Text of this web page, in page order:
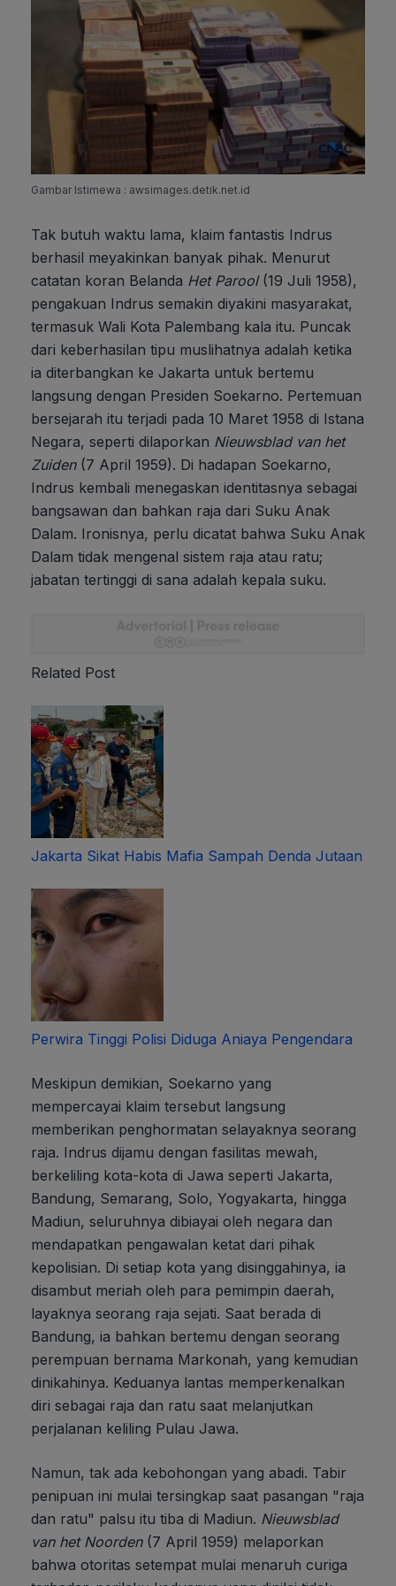
Gambar Istimewa : awsimages.detik.net.id
Tak butuh waktu lama, klaim fantastis Indrus
berhasil meyakinkan banyak pihak. Menurut
catatan koran Belanda Het Parool(19 Juli 1958),
pengakuan Indrus semakin diyakini masyarakat,
termasuk Wali Kota Palembang kala itu. Puncak
dari keberhasilan tipu muslihatnya adalah ketika
ia diterbangkan ke Jakarta untuk bertemu
langsung dengan Presiden Soekarno. Pertemuan
bersejarah itu terjadi pada 10 Maret 1958 di Istana
Negara, seperti dilaporkan Nieuwsblad van het
Zuiden(7 April 1959). Di hadapan Soekarno,
Indrus kembali menegaskan identitasnya sebagai
bangsawan dan bahkan raja dari Suku Anak
Dalam. Ironisnya, perlu dicatat bahwa Suku Anak
Dalam tidak mengenal sistem raja atau ratu;
jabatan tertinggi di sana adalah kepala suku.
Related Post
Jakarta Sikat Habis Mafia Sampah Denda Jutaan
Perwira Tinggi Polisi Diduga Aniaya Pengendara
Meskipun demikian, Soekarno yang
mempercayai klaim tersebut langsung
memberikan penghormatan selayaknya seorang
raja. Indrus dijamu dengan fasilitas mewah,
berkeliling kota-kota di Jawa seperti Jakarta,
Bandung, Semarang, Solo, Yogyakarta, hingga
Madiun, seluruhnya dibiayai oleh negara dan
mendapatkan pengawalan ketat dari pihak
kepolisian. Di setiap kota yang disinggahinya, ia
disambut meriah oleh para pemimpin daerah,
layaknya seorang raja sejati. Saat berada di
Bandung, ia bahkan bertemu dengan seorang
perempuan bernama Markonah, yang kemudian
dinikahinya. Keduanya lantas memperkenalkan
diri sebagai raja dan ratu saat melanjutkan
perjalanan keliling Pulau Jawa.
Namun, tak ada kebohongan yang abadi. Tabir
penipuan ini mulai tersingkap saat pasangan "raja
dan ratu" palsu itu tiba di Madiun. Nieuwsblad
van het Noorden(7 April 1959) melaporkan
bahwa otoritas setempat mulai menaruh curiga